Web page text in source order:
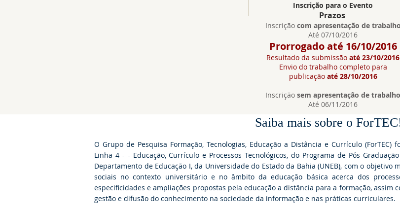
Inscrição para o Evento
Prazos
Inscrição com apresentação de trabalho
Até 07/10/2016
Prorrogado até 16/10/2016
Resultado da submissão até 23/10/2016
Envio do trabalho completo para
publicaçãoaté 28/10/2016
Inscrição sem apresentação de trabalho
Até 06/11/2016
Saiba mais sobre o
O Grupo de Pesquisa Formação, Tecnologias, Educação a Distância e Currículo
Linha 4 - - Educação, Currículo e Processos Tecnológicos, do Programa de Pós
Departamento de Educação I, da Universidade do Estado da Bahia (UNEB), com o
sociais no contexto universitário e no âmbito da educação básica acerca dos
especificidades e ampliações propostas pela educação a distância para a formação, assim
gestão e difusão do conhecimento na sociedade da informação e nas práticas curriculares.